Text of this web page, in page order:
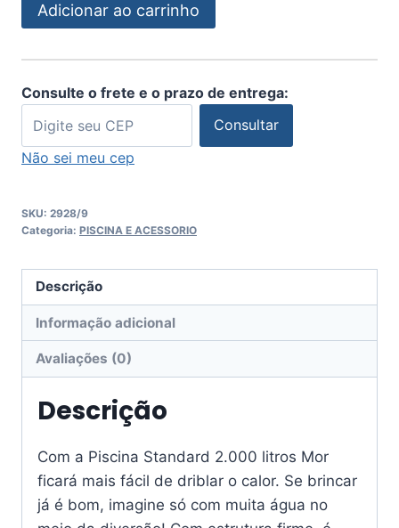
Adicionar ao carrinho
Consulte o frete e o prazo de entrega:
Consultar
Não sei meu cep
SKU: 2928/9
Categoria: PISCINA E ACESSORIO
Descrição
Informação adicional
Avaliações (0)
Descrição
Com a Piscina Standard 2.000 litros Mor
ficará mais fácil de driblar o calor. Se brincar
já é bom, imagine só com muita água no